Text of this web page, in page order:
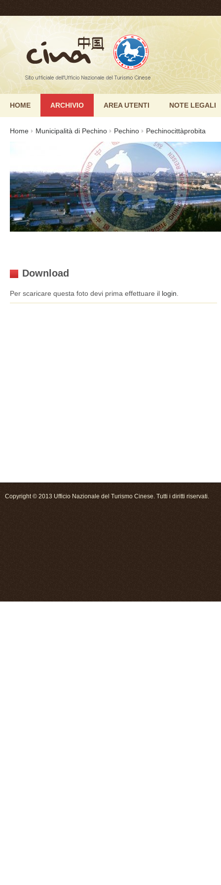
HOME ARCHIVIO AREA UTENTI NOTE LEGALI
Home Municipalità di Pechino Pechino Pechinocittàprobita
Download
Per scaricare questa foto devi prima effettuare il login
Copyright © 2013 Ufficio Nazionale del Turismo Cinese. Tutti i diritti riservati.